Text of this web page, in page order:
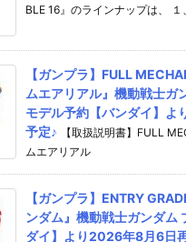
BLE 16』のラインナップは、 １
【ガンプラ】FULL
ムエアリアル』機動戦士ガ
モデル予約【バンダイ】
予定♪
【取扱説明書】FULL
ムエアリアル
【ガンプラ】ENTRY
ンダム』機動戦士ガンダム
ダイ】より2026年8月6日